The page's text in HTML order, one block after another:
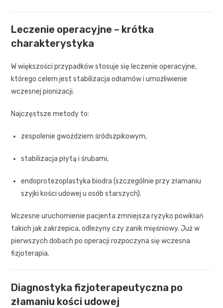
Leczenie operacyjne – krótka
charakterystyka
W większości przypadków stosuje się leczenie operacyjne,
którego celem jest stabilizacja odłamów i umożliwienie
wczesnej pionizacji.
Najczęstsze metody to:
zespolenie gwoździem śródszpikowym,
stabilizacja płytą i śrubami,
endoprotezoplastyka biodra (szczególnie przy złamaniu
szyjki kości udowej u osób starszych).
Wczesne uruchomienie pacjenta zmniejsza ryzyko powikłań
takich jak zakrzepica, odleżyny czy zanik mięśniowy. Już w
pierwszych dobach po operacji rozpoczyna się wczesna
fizjoterapia.
Diagnostyka fizjoterapeutyczna po
złamaniu kości udowej